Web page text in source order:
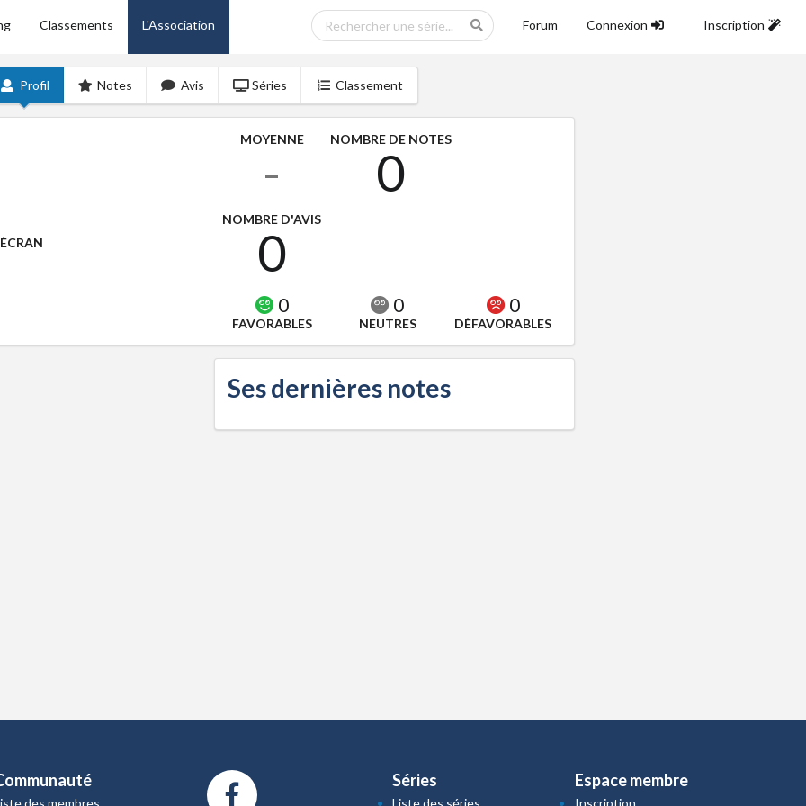
Classements L'Association Forum Connexion Inscription
Profil Notes Avis Séries Classement
MOYENNE
-
NOMBRE DE NOTES
0
NOMBRE D'AVIS
0
0
FAVORABLES
0
NEUTRES
0
DÉFAVORABLES
Ses dernières notes
des membres
Séries
Liste des séries
Espace membre
Inscription